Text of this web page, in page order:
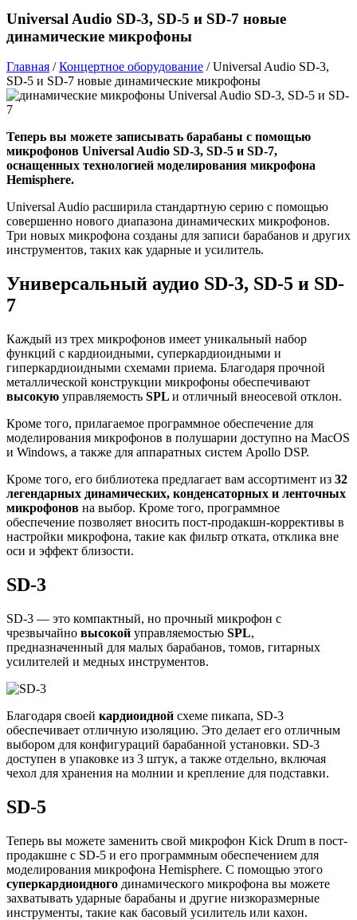
Universal Audio SD-3, SD-5 и SD-7 новые
динамические микрофоны
Главная /Концертное оборудование /Universal Audio SD-3,
SD-5 и SD-7 новые динамические микрофоны
Теперь вы можете записывать барабаны с помощью
микрофонов Universal Audio SD-3, SD-5 и SD-7,
оснащенных технологией моделирования микрофона
Hemisphere.
Universal Audio расширила стандартную серию с помощью
совершенно нового диапазона динамических микрофонов.
Три новых микрофона созданы для записи барабанов и других
инструментов, таких как ударные и усилитель.
Универсальный аудио SD-3, SD-5 и SD-
7
Каждый из трех микрофонов имеет уникальный набор
функций с кардиоидными, суперкардиоидными и
гиперкардиоидными схемами приема. Благодаря прочной
металлической конструкции микрофоны обеспечивают
высокую управляемость SPL и отличный внеосевой отклон.
Кроме того, прилагаемое программное обеспечение для
моделирования микрофонов в полушарии доступно на MacOS
и Windows, а также для аппаратных систем Apollo DSP.
Кроме того, его библиотека предлагает вам ассортимент из 32
легендарных динамических, конденсаторных и ленточных
микрофонов на выбор. Кроме того, программное
обеспечение позволяет вносить пост-продакшн-коррективы в
настройки микрофона, такие как фильтр отката, отклика вне
оси и эффект близости.
SD-3
SD-3 — это компактный, но прочный микрофон с
чрезвычайно высокой управляемостью SPL,
предназначенный для малых барабанов, томов, гитарных
усилителей и медных инструментов.
Благодаря своей кардиоидной схеме пикапа, SD-3
обеспечивает отличную изоляцию. Это делает его отличным
выбором для конфигураций барабанной установки. SD-3
доступен в упаковке из 3 штук, а также отдельно, включая
чехол для хранения на молнии и крепление для подставки.
SD-5
Теперь вы можете заменить свой микрофон Kick Drum в пост-
продакшне с SD-5 и его программным обеспечением для
моделирования микрофона Hemisphere. С помощью этого
суперкардиоидного динамического микрофона вы можете
захватывать ударные барабаны и другие низкоразмерные
инструменты, такие как басовый усилитель или кахон.